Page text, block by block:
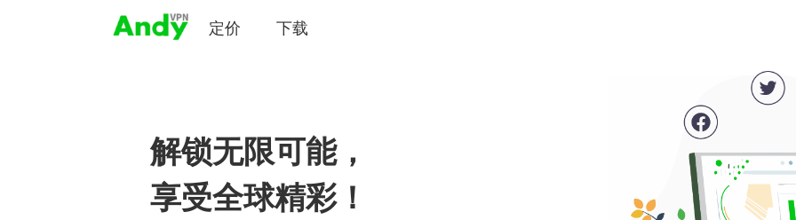
定价 下载
解锁无限可能，
享受全球精彩！